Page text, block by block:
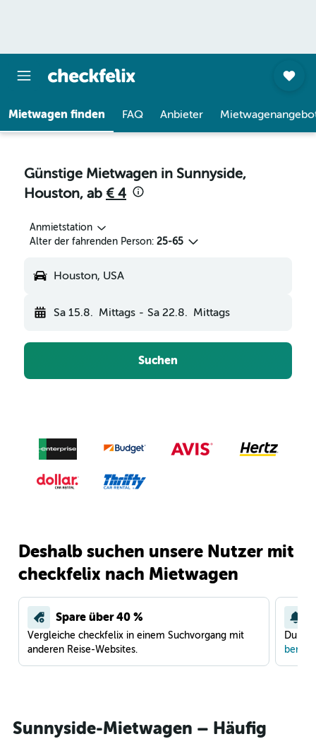
Mietwagen finden FAQ Anbieter
Günstige Mietwagen in Sunnyside,
Houston, ab € 4
Anmietstation
Alter der fahrenden Person: 25-65
Houston, USA
Sa 15.8. Mittags - Sa 22.8. Mittags
Suchen
Deshalb suchen unsere Nutzer mit
checkfelix nach Mietwagen
Spare über 40 %
Vergleiche checkfelix in einem Suchvorgang mit
anderen Reise-Websites.
Du
Sunnyside-Mietwagen – Häufig